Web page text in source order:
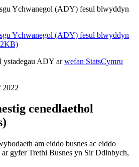
Ychwanegol (ADY) fesul blwyddyn
Ychwanegol (ADY) fesul blwyddyn
ADY arwefan StatsCymru
cenedlaethol
am eiddo busnes ac eiddo
gyfer Trethi Busnes yn Sir Ddinbych,